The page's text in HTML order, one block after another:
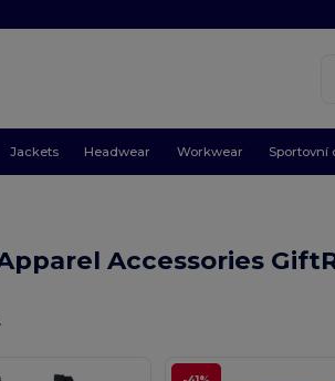
Jackets Headwear Workwear Sportovní
Accessories